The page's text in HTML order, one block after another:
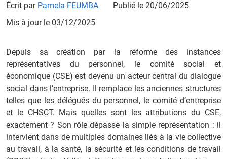
Écrit par Pamela FEUMBA
Publié le 20/06/2025
Mis à jour le 03/12/2025
Depuis sa création par la réforme des instances
représentatives du personnel, le comité social et
économique (CSE) est devenu un acteur central du dialogue
social dans l’entreprise. Il remplace les anciennes structures
telles que les délégués du personnel, le comité d’entreprise
et le CHSCT. Mais quelles sont les attributions du CSE,
exactement ? Son rôle dépasse la simple représentation : il
intervient dans de multiples domaines liés à la vie collective
au travail, à la santé, la sécurité et les conditions de travail